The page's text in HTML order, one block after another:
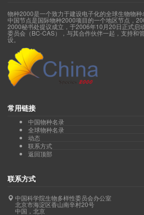
物种2000是一个致力于建设电子化的全球生物物
中国节点是国际物种2000项目的一个地区节点，
2000秘书处提议成立，于2006年10月20日正式启
委员会（BC-CAS），与其合作伙伴一起，支持和
设。
常用链接
中国物种名录
全球物种名录
动态
联系方式
返回顶部
联系方式
中国科学院生物多样性委员会办公室
北京市海淀区香山南辛村20号
中国，北京